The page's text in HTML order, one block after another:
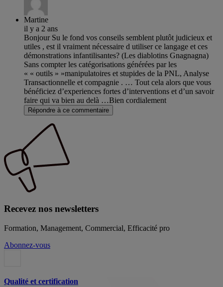
Martine
il y a 2 ans
Bonjour Su le fond vos conseils semblent plutôt judicieux et
utiles , est il vraiment nécessaire d utiliser ce langage et ces
démonstrations infantilisantes? (Les diablotins Gnagnagna)
Sans compter les catégorisations générées par les
« « outils » »manipulatoires et stupides de la PNL, Analyse
Transactionnelle et compagnie . … Tout cela alors que vous
bénéficiez d’experiences fortes d’interventions et d’un savoir
faire qui va bien au delà …Bien cordialement
Répondre à ce commentaire
Recevez nos newsletters
Formation, Management, Commercial, Efficacité pro
Abonnez-vous
Qualité et certification